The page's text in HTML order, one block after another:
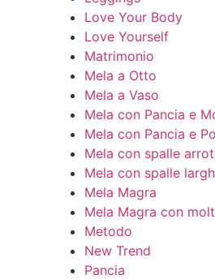
Love Your Body
Love Yourself
Matrimonio
Mela a Otto
Mela a Vaso
Mela con Pancia e
Mela con Pancia e
Mela con spalle
Mela con spalle
Mela Magra
Mela Magra con
Metodo
New Trend
Pancia